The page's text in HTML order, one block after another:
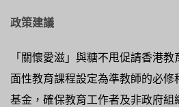
政策建議
「關懷愛滋」與糖不甩促請香港
面性教育課程設定為準教師的必修
基金，確保教育工作者及非政府組